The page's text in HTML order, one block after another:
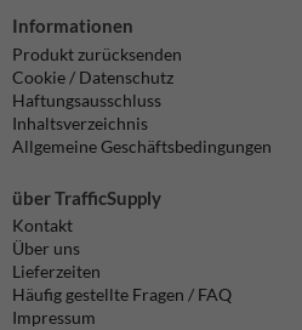
Informationen
Produkt zurücksenden
Cookie / Datenschutz
Haftungsausschluss
Inhaltsverzeichnis
Allgemeine Geschäftsbedingungen
über TrafficSupply
Kontakt
Über uns
Lieferzeiten
Häufig gestellte Fragen / FAQ
Impressum